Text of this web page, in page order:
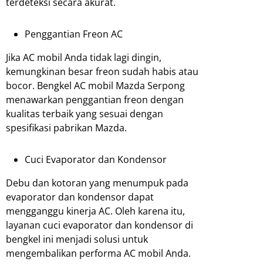
terdeteksi secara akurat.
Penggantian Freon AC
Jika AC mobil Anda tidak lagi dingin,
kemungkinan besar freon sudah habis atau
bocor. Bengkel AC mobil Mazda Serpong
menawarkan penggantian freon dengan
kualitas terbaik yang sesuai dengan
spesifikasi pabrikan Mazda.
Cuci Evaporator dan Kondensor
Debu dan kotoran yang menumpuk pada
evaporator dan kondensor dapat
mengganggu kinerja AC. Oleh karena itu,
layanan cuci evaporator dan kondensor di
bengkel ini menjadi solusi untuk
mengembalikan performa AC mobil Anda.